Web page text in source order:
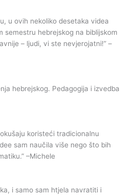
u ovih nekoliko desetaka videa
semestru hebrejskog na biblijskom
– ljudi, vi ste nevjerojatni!” –
hebrejskog. Pedagogija i izvedba
koristeći tradicionalnu
sam naučila više nego što bih
–Michele
i samo sam htjela navratiti i